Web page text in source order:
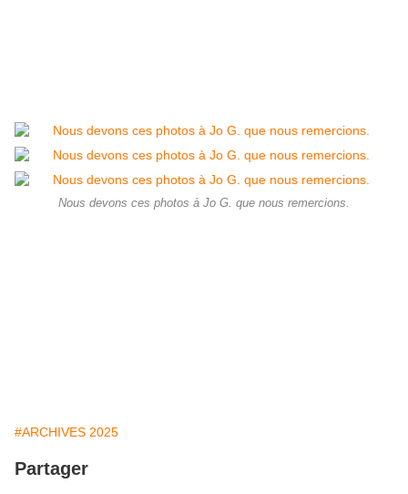
Nous devons ces photos à Jo G. que nous remercions.
#ARCHIVES 2025
Partager